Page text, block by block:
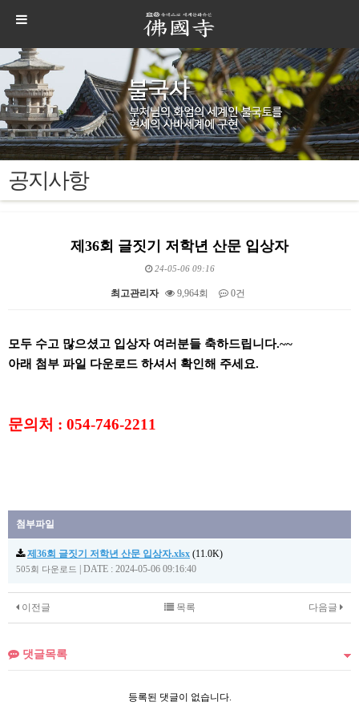
공지사항
제36회 글짓기 저학년 산문 입상자
24-05-06 09:16
최고관리자 9,964회 0건
모두 수고 많으셨고 입상자 여러분들 축하드립니다.~~
아래 첨부 파일 다운로드 하셔서 확인해 주세요.
문의처 : 054-746-2211
첨부파일
제36회 글짓기 저학년 산문 입상자.xlsx (11.0K)
505회 다운로드 DATE : 2024-05-06 09:16:40
이전글 다음글
목록
댓글목록
등록된 댓글이 없습니다.